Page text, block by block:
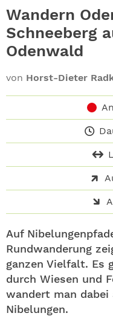
Wandern
Schneeberg
Odenwald
von Horst-Dieter
Auf
Rundwanderung
ganzen Vielfalt. Es
durch Wiesen und
wandert man dabei
Nibelungen.
GEWINNEN
NEWSLETTER
ALLE THEMEN